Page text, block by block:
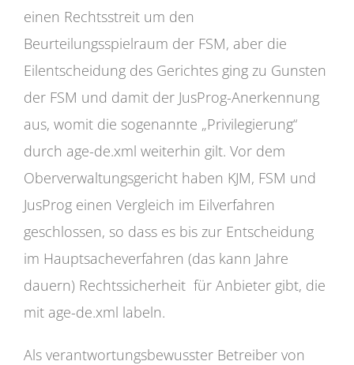
einen Rechtsstreit um den
Beurteilungsspielraum der FSM, aber die
Eilentscheidung des Gerichtes ging zu Gunsten
der FSM und damit der JusProg-Anerkennung
aus, womit die sogenannte „Privilegierung“
durch age-de.xml weiterhin gilt. Vor dem
Oberverwaltungsgericht haben KJM, FSM und
JusProg einen Vergleich im Eilverfahren
geschlossen, so dass es bis zur Entscheidung
im Hauptsacheverfahren (das kann Jahre
dauern) Rechtssicherheit für Anbieter gibt, die
mit age-de.xml labeln.
Als verantwortungsbewusster Betreiber von